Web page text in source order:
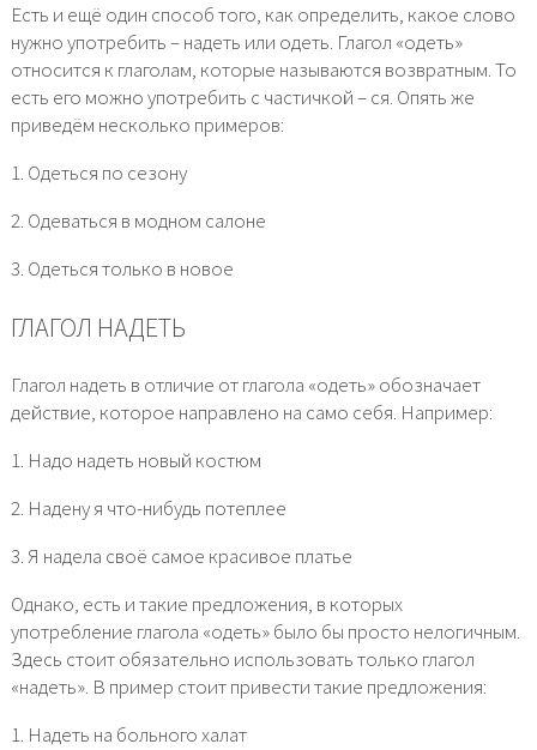
Есть и ещё один способ того, как определить, какое слово
нужно употребить – надеть или одеть. Глагол «одеть»
относится к глаголам, которые называются возвратным. То
есть его можно употребить с частичкой – ся. Опять же
приведём несколько примеров:
1. Одеться по сезону
2. Одеваться в модном салоне
3. Одеться только в новое
ГЛАГОЛ НАДЕТЬ
Глагол надеть в отличие от глагола «одеть» обозначает
действие, которое направлено на само себя. Например:
1. Надо надеть новый костюм
2. Надену я что-нибудь потеплее
3. Я надела своё самое красивое платье
Однако, есть и такие предложения, в которых
употребление глагола «одеть» было бы просто нелогичным.
Здесь стоит обязательно использовать только глагол
«надеть». В пример стоит привести такие предложения:
1. Надеть на больного халат